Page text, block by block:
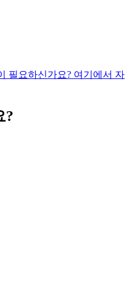
필요하신가요? 여기에서 자
?